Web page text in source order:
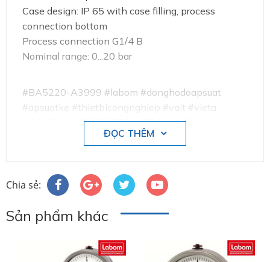
Case design: IP 65 with case filling, process
connection bottom
Process connection G1/4 B
Nominal range: 0...20 bar
#BA5220-A3999 #labom #donghodoapsuat
#apsuatke #thietbicongnghiep #vait #vieta
#BOURDONTUBEPRESSUREGAUGE
Labom chuyên sản xuất và phân phối thiết bị
đo công nghiệp tại Đức .
ĐỌC THÊM
Chia sẻ:
Sản phẩm khác